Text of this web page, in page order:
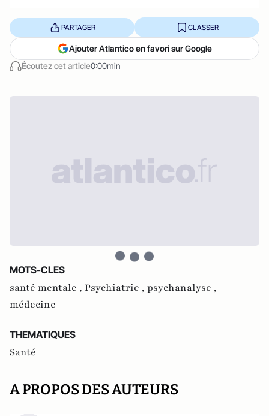
Écoutez cet article0:00min
PARTAGER CLASSER
Ajouter Atlantico en favori sur Google
MOTS-CLES
santé mentale , Psychiatrie , psychanalyse ,
médecine
THEMATIQUES
Santé
A PROPOS DES AUTEURS